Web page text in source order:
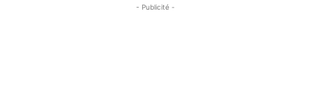
- Publicité -